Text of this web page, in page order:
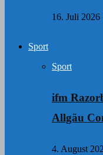
16. Juli 2026
Sport
Sport
ifm
Allgäu
4. August